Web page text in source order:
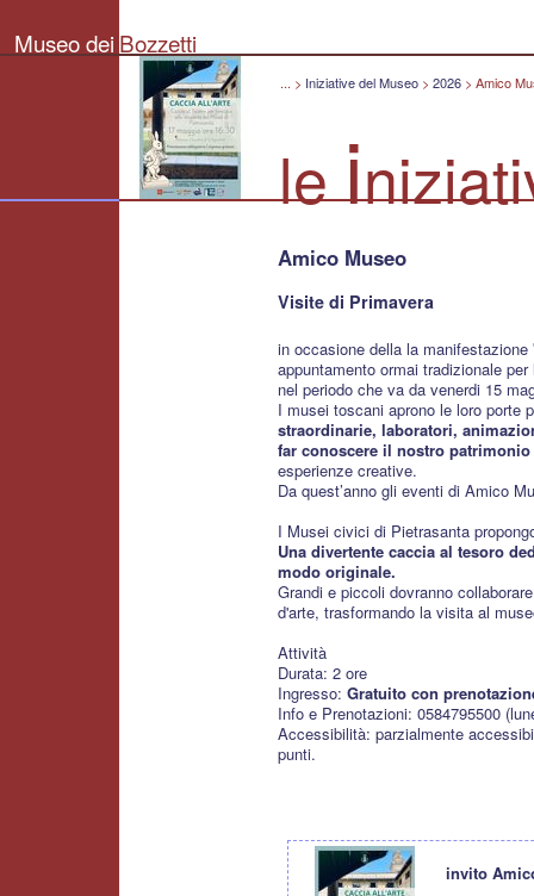
Bozzetti
"Pierluigi
Museo dei Bozzetti
... > Iniziative del Museo > 2026 > Amico
lei
Amico Museo
Visite di Primavera
in occasione della la manifestazione
appuntamento ormai tradizionale
nel periodo che va da venerdi 15
I musei toscani aprono le loro porte
straordinarie, laboratori,
far conoscere il nostro
esperienze creative.
Da quest’anno gli eventi di Amico
I Musei civici di Pietrasanta
Una divertente caccia al tesoro
modo originale.
Grandi e piccoli dovranno
d'arte, trasformando la visita al
Attività
Durata: 2 ore
Ingresso: Gratuito con
Info e Prenotazioni: 0584795500
Accessibilità: parzialmente
punti.
invito